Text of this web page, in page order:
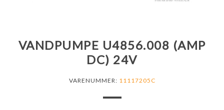
VANDPUMPE U4856.008 (AMP
DC) 24V
VARENUMMER: 11117205C